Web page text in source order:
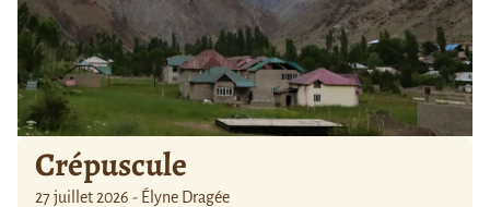
Crépuscule
27 juillet 2026 - Élyne Dragée